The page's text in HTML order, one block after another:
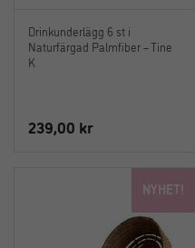
Drinkunderlägg 6 st i
Naturfärgad Palmfiber – Tine
K
239,00 kr
NYHET!